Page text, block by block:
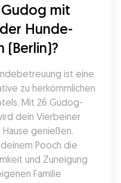
mit
Hunde-
(Berlin)?
ist eine
zu herkömmlichen
Mit 26 Gudog-
dein Vierbeiner
genießen.
Pooch die
und Zuneigung
Familie